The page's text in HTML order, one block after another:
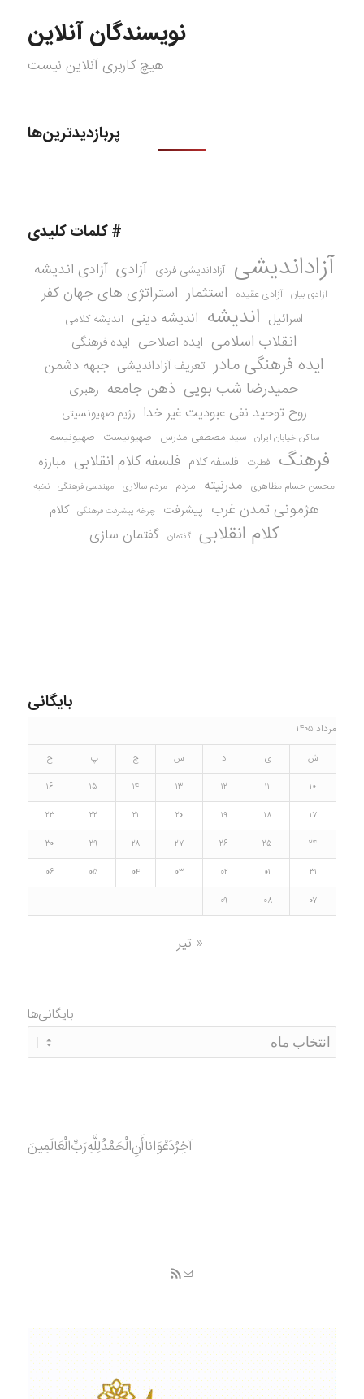
نویسندگان آنلاین
هیچ کاربری آنلاین نیست
پربازدیدترین‌ها
# کلمات کلیدی
آزاداندیشی آزاداندیشی فردی آزادی آزادی اندیشه
آزادی بیان آزادی عقیده استثمار استراتژی های جهان کفر
اسرائیل اندیشه اندیشه دینی اندیشه کلامی
انقلاب اسلامی ایده اصلاحی ایده فرهنگی
ایده فرهنگی مادر تعریف آزاداندیشی جبهه دشمن
حمیدرضا شب بویی ذهن جامعه رهبری
روح توحید نفی عبودیت غیر خدا رژیم صهیونسیتی
ساکن خیابان ایران سید مصطفی مدرس صهیونیست صهیونیسم
فرهنگ فطرت فلسفه کلام فلسفه کلام انقلابی مبارزه
محسن حسام مظاهری مدرنیته مردم مردم سالاری مهندسی فرهنگی نخبه
هژمونی تمدن غرب پیشرفت چرخه پیشرفت فرهنگی کلام
کلام انقلابی گفتمان گفتمان سازی
بایگانی
مرداد ۱۴۰۵
ش ی د س چ پ
ج
۱۰
۱۱ ۱۲ ۱۳ ۱۴ ۱۵
۱۶
۱۷
۱۸ ۱۹ ۲۰ ۲۱ ۲۲
۲۳
۲۴
۲۵ ۲۶ ۲۷ ۲۸ ۲۹
۳۰
۳۱
۰۱ ۰۲ ۰۳ ۰۴ ۰۵
۰۶
۰۷
۰۸ ۰۹
« تیر
بایگانی‌ها
آخِرُدَعْوَانا‌أَنِ‌الْحَمْدُ‌‌‌لِلَّهِ‌رَبِّ‌الْعَالَمِينَ